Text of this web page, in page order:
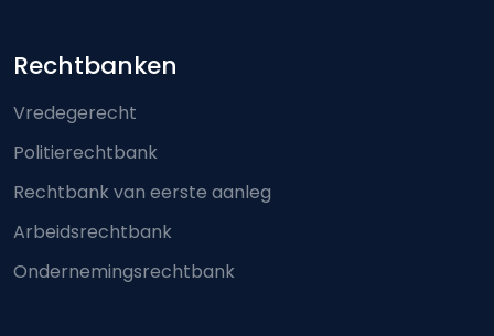
Footer-menu
Rechtbanken
Vredegerecht
Politierechtbank
Rechtbank van eerste aanleg
Arbeidsrechtbank
Ondernemingsrechtbank